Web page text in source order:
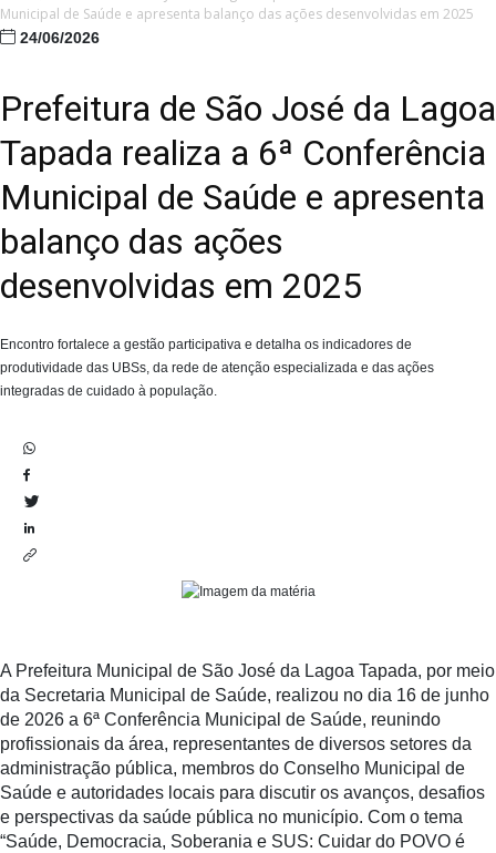
Municipal de Saúde e apresenta balanço das ações desenvolvidas em 2025
24/06/2026
Prefeitura de São José da Lagoa
Tapada realiza a 6ª Conferência
Municipal de Saúde e apresenta
balanço das ações
desenvolvidas em 2025
Encontro fortalece a gestão participativa e detalha os indicadores de
produtividade das UBSs, da rede de atenção especializada e das ações
integradas de cuidado à população.
A Prefeitura Municipal de São José da Lagoa Tapada, por meio
da Secretaria Municipal de Saúde, realizou no dia 16 de junho
de 2026 a 6ª Conferência Municipal de Saúde, reunindo
profissionais da área, representantes de diversos setores da
administração pública, membros do Conselho Municipal de
Saúde e autoridades locais para discutir os avanços, desafios
e perspectivas da saúde pública no município. Com o tema
“Saúde, Democracia, Soberania e SUS: Cuidar do POVO é